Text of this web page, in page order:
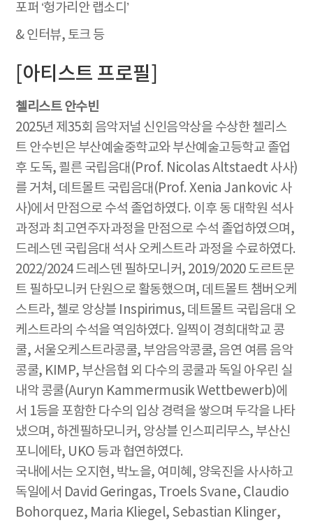
포퍼 ‘헝가리안 랩소디’
& 인터뷰, 토크 등
[아티스트 프로필]
첼리스트 안수빈
2025년 제35회 음악저널 신인음악상을 수상한 첼리스
트 안수빈은 부산예술중학교와 부산예술고등학교 졸업
후 도독, 쾰른 국립음대(Prof. Nicolas Altstaedt 사사)
를 거쳐, 데트몰트 국립음대(Prof. Xenia Jankovic 사
사)에서 만점으로 수석 졸업하였다. 이후 동 대학원 석사
과정과 최고연주자과정을 만점으로 수석 졸업하였으며,
드레스덴 국립음대 석사 오케스트라 과정을 수료하였다.
2022/2024 드레스덴 필하모니커, 2019/2020 도르트문
트 필하모니커 단원으로 활동했으며, 데트몰트 챔버오케
스트라, 첼로 앙상블 Inspirimus, 데트몰트 국립음대 오
케스트라의 수석을 역임하였다. 일찍이 경희대학교 콩
쿨, 서울오케스트라콩쿨, 부암음악콩쿨, 음연 여름 음악
콩쿨, KIMP, 부산음협 외 다수의 콩쿨과 독일 아우린 실
내악 콩쿨(Auryn Kammermusik Wettbewerb)에
서 1등을 포함한 다수의 입상 경력을 쌓으며 두각을 나타
냈으며, 하겐필하모니커, 앙상블 인스피리무스, 부산신
포니에타, UKO 등과 협연하였다.
국내에서는 오지현, 박노을, 여미혜, 양욱진을 사사하고
독일에서 David Geringas, Troels Svane, Claudio
Bohorquez, Maria Kliegel, Sebastian Klinger,